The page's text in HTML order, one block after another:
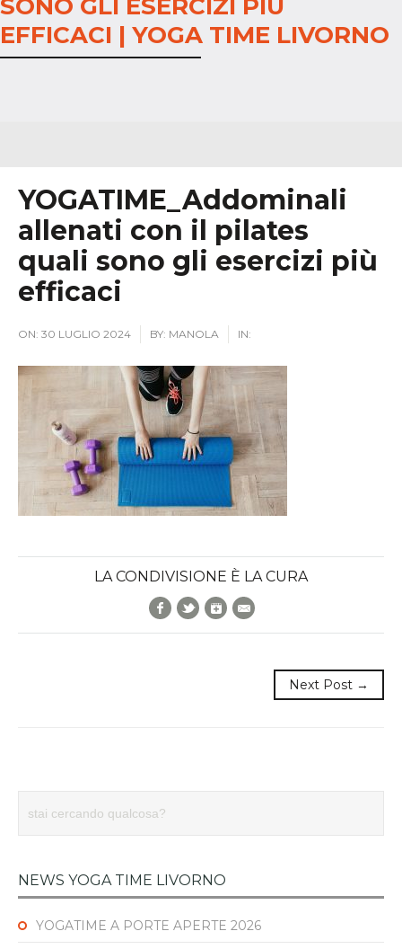
SONO GLI ESERCIZI PIÙ
EFFICACI | YOGA TIME LIVORNO
YOGATIME_Addominali
allenati con il pilates
quali sono gli esercizi più
efficaci
ON: 30 LUGLIO 2024 BY: MANOLA IN:
LA CONDIVISIONE È LA CURA
Facebook
TwitterGoogle+
Next Post →
NEWS YOGA TIME LIVORNO
YOGATIME A PORTE APERTE 2026